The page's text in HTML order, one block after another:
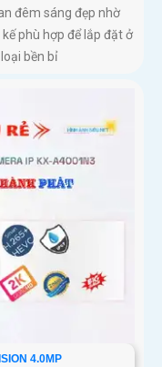
đêm sáng đẹp nhờ
phù hợp để lắp đặt ở
bền bỉ
4.0MP